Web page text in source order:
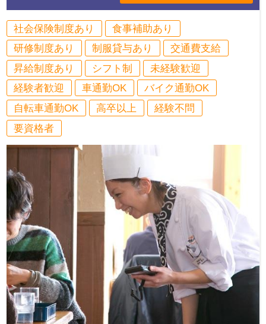
社会保険制度あり
食事補助あり
研修制度あり
制服貸与あり
交通費支給
昇給制度あり
シフト制
未経験歓迎
経験者歓迎
車通勤OK
バイク通勤OK
自転車通勤OK
高卒以上
経験不問
要資格者